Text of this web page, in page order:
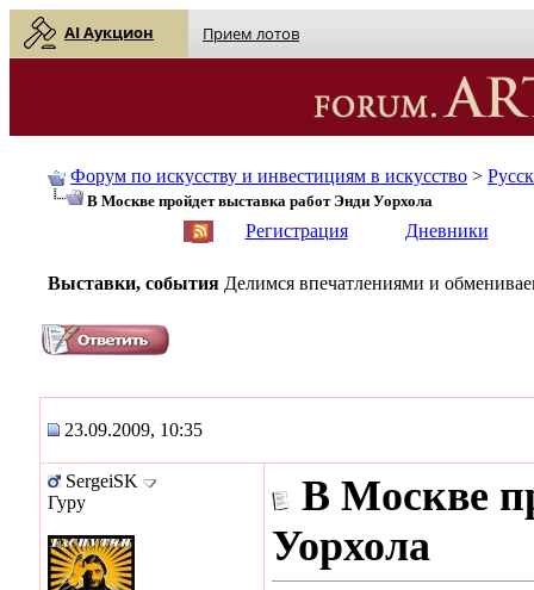
AI Аукцион Прием лотов
Форум по искусству и инвестициям в искусство >
В Москве пройдет выставка работ Энди Уорхола
Регистрация Дневники
Выставки, события Делимся впечатлениями и
23.09.2009, 10:35
SergeiSK
Гуру
В Москве
Уорхола